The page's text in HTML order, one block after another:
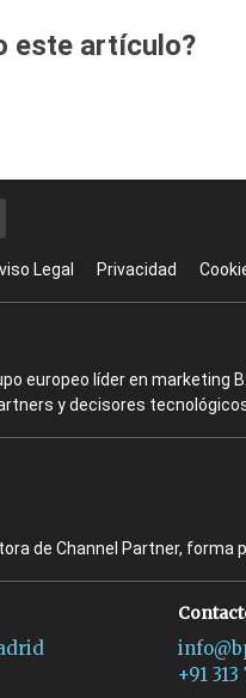
este artículo?
Legal Privacidad
europeo líder en marketing
y decisores
de Channel Partner, forma
+91